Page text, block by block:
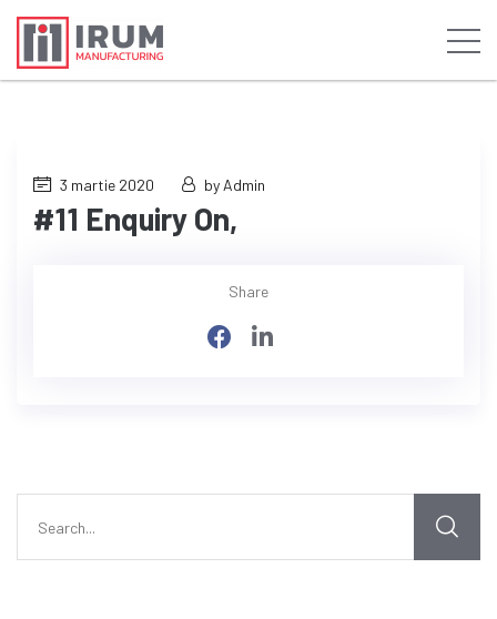
3 martie 2020 by Admin
#11 Enquiry On,
Share